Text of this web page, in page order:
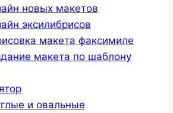
новых макетов
эксилибрисов
макета факсимиле
макета по шаблону
и овальные